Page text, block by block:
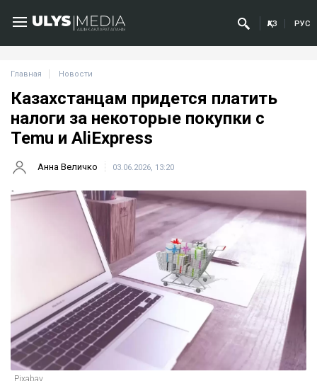
ҚАЗ РУС
Главная Новости
Казахстанцам придется платить
налоги за некоторые покупки с
Temu и AliExpress
Анна Величко 03.06.2026, 13:20
Pixabay